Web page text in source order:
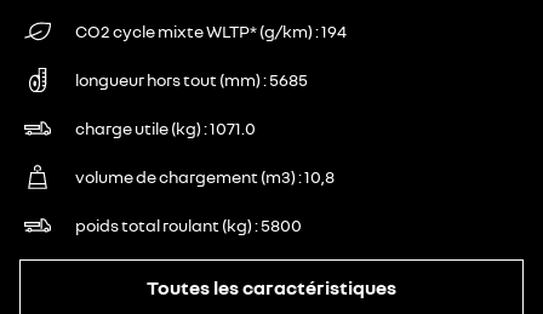
CO2 cycle mixte WLTP* (g/km) 194
longueur hors tout (mm) 5685
charge utile (kg) 1071.0
volume de chargement (m3) 10,8
poids total roulant (kg) 5800
Toutes les caractéristiques